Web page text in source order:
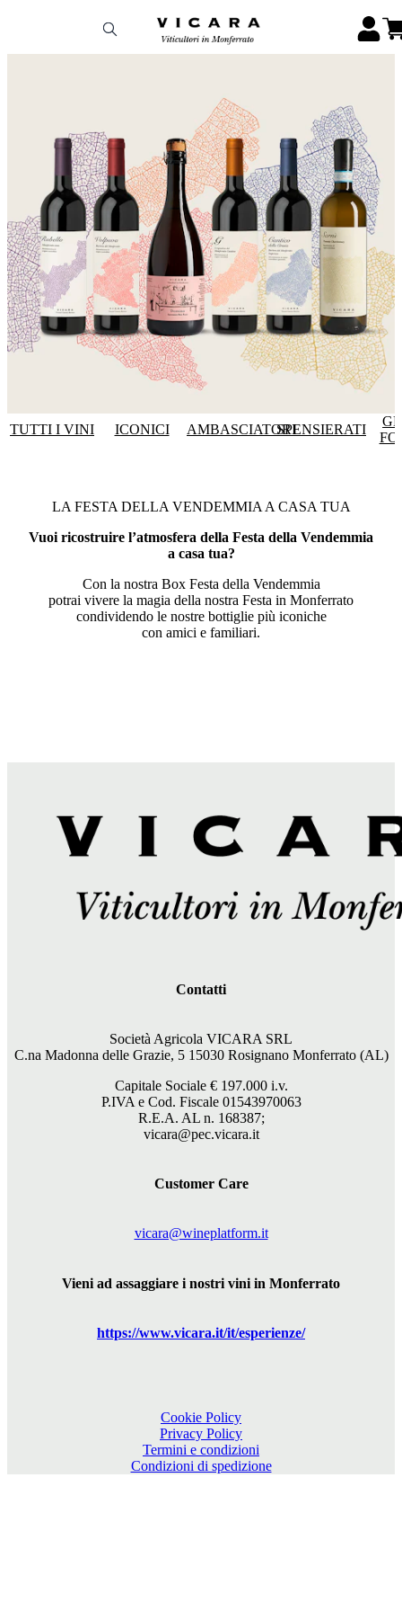
TUTTI I VINI ICONICI AMBASCIATORISPENSIERATI
LA FESTA DELLA VENDEMMIA A CASA TUA
Vuoi ricostruire l’atmosfera della Festa della Vendemmia
a casa tua?
Con la nostra Box Festa della Vendemmia
potrai vivere la magia della nostra Festa in Monferrato
condividendo le nostre bottiglie più iconiche
con amici e familiari.
Contatti
Società Agricola VICARA SRL
C.na Madonna delle Grazie, 5 15030 Rosignano Monferrato (AL)
Capitale Sociale € 197.000i.v.
P.IVA e Cod. Fiscale 01543970063
R.E.A. AL n. 168387;
vicara@pec.vicara.it
Customer Care
vicara@wineplatform.it
Vieni ad assaggiare i nostri vini in Monferrato
https://www.vicara.it/it/esperienze/
Cookie Policy
Privacy Policy
Termini e condizioni
Condizioni di spedizione